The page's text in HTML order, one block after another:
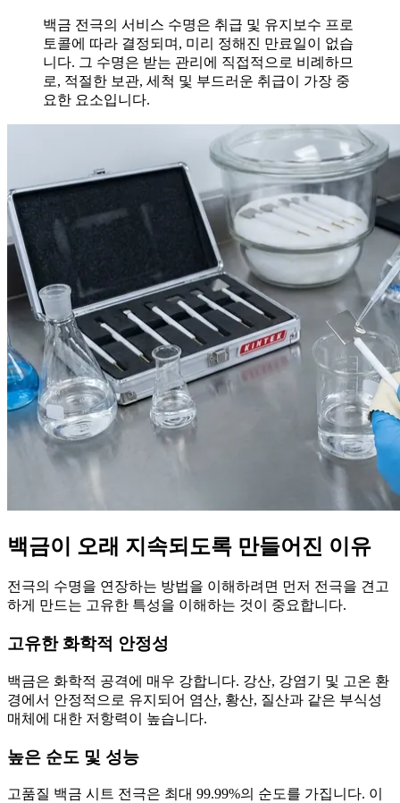
백금 전극의 서비스 수명은 취급 및 유지보수 프로
토콜에 따라 결정되며, 미리 정해진 만료일이 없습
니다. 그 수명은 받는 관리에 직접적으로 비례하므
로, 적절한 보관, 세척 및 부드러운 취급이 가장 중
요한 요소입니다.
백금이 오래 지속되도록 만들어진 이유
전극의 수명을 연장하는 방법을 이해하려면 먼저 전극을 견고
하게 만드는 고유한 특성을 이해하는 것이 중요합니다.
고유한 화학적 안정성
백금은 화학적 공격에 매우 강합니다. 강산, 강염기 및 고온 환
경에서 안정적으로 유지되어 염산, 황산, 질산과 같은 부식성
매체에 대한 저항력이 높습니다.
높은 순도 및 성능
고품질 백금 시트 전극은 최대 99.99%의 순도를 가집니다. 이